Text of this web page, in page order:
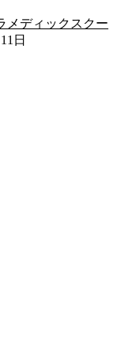
メディックスクー
日